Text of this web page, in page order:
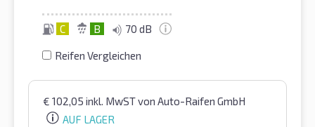
C B 70 dB
Reifen Vergleichen
€ 102,05 inkl. MwSTvon Auto-Raifen GmbH
AUF LAGER